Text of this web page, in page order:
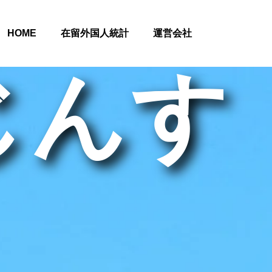
HOME 在留外国人統計 運営会社
んす